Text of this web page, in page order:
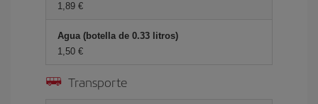
1,89 €
Agua (botella de 0.33 litros)
1,50 €
Transporte